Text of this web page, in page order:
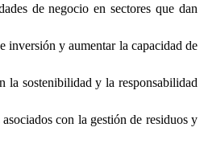
de negocio en sectores que dan
inversión y aumentar la capacidad de
la sostenibilidad y la responsabilidad
con la gestión de residuos y